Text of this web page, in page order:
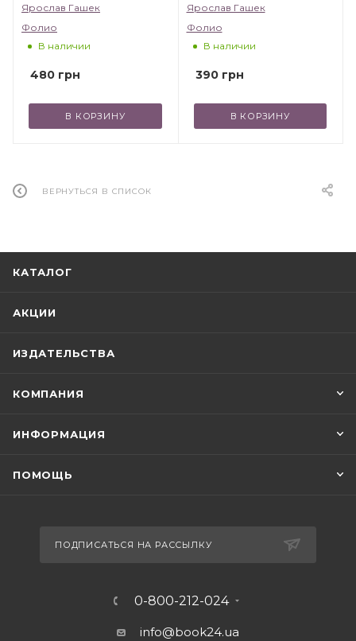
Ярослав Гашек
Фолио
В наличии
480 грн
В КОРЗИНУ
Ярослав Гашек
Фолио
В наличии
390грн
В КОРЗИНУ
ВЕРНУТЬСЯ В СПИСОК
КАТАЛОГ
АКЦИИ
ИЗДАТЕЛЬСТВА
КОМПАНИЯ
ИНФОРМАЦИЯ
ПОМОЩЬ
ПОДПИСАТЬСЯ НА РАССЫЛКУ
0-800-212-024
info@book24.ua